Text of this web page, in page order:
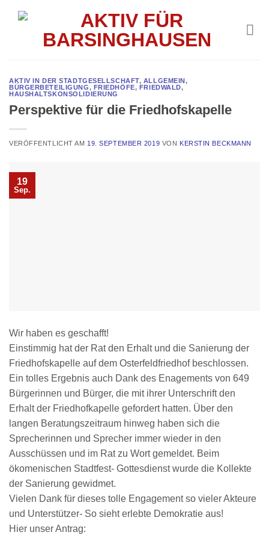
AKTIV IN DER STADTGESELLSCHAFT, ALLGEMEIN,
BÜRGERBETEILIGUNG, FRIEDHÖFE, FRIEDWALD,
HAUSHALTSKONSOLIDIERUNG
Perspektive für die Friedhofskapelle
VERÖFFENTLICHT AM 19. SEPTEMBER 2019 VON KERSTIN BECKMANN
19
Sep.
Wir haben es geschafft!
Einstimmig hat der Rat den Erhalt und die Sanierung der
Friedhofskapelle auf dem Osterfeldfriedhof beschlossen.
Ein tolles Ergebnis auch Dank des Enagements von 649
Bürgerinnen und Bürger, die mit ihrer Unterschrift den
Erhalt der Friedhofkapelle gefordert hatten. Über den
langen Beratungszeitraum hinweg haben sich die
Sprecherinnen und Sprecher immer wieder in den
Ausschüssen und im Rat zu Wort gemeldet. Beim
ökomenischen Stadtfest- Gottesdienst wurde die Kollekte
der Sanierung gewidmet.
Vielen Dank für dieses tolle Engagement so vieler Akteure
und Unterstützer- So sieht erlebte Demokratie aus!
Hier unser Antrag: